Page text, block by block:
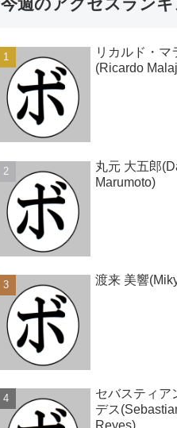
今週のアクセスラン
リカルド・マ
(Ricardo
丸元 大五郎
Marumoto)
渡来 美響
セバスティア
デス